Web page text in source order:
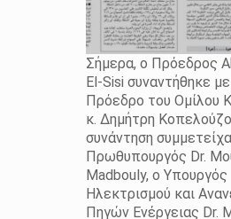
Σήμερα, ο Πρόεδρος
El-Sisi συναντήθηκε
Πρόεδρο του Ομίλου
κ. Δημήτρη
συνάντηση
Πρωθυπουργός Dr.
Madbouly, ο Υπουργός
Ηλεκτρισμού και
Πηγών Ενέργειας Dr.